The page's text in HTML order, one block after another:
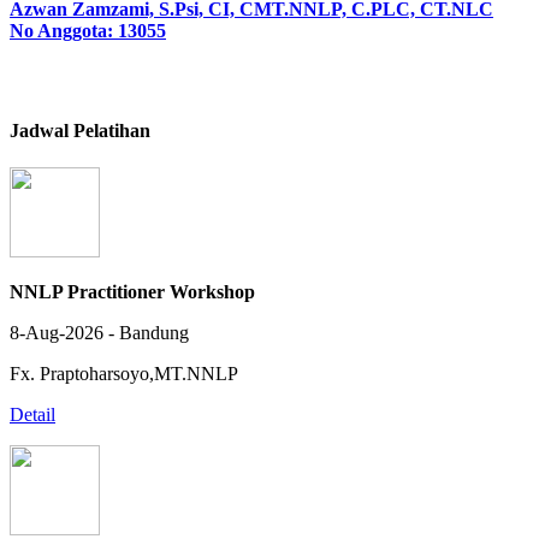
Azwan Zamzami, S.Psi, CI, CMT.NNLP, C.PLC, CT.NLC
No Anggota: 13055
Jadwal Pelatihan
NNLP Practitioner Workshop
8-Aug-2026 - Bandung
Fx. Praptoharsoyo,MT.NNLP
Detail